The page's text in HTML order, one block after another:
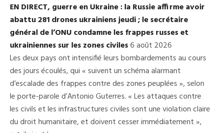
EN DIRECT, guerre en Ukraine : la Russie affirme avoir
abattu 281 drones ukrainiens jeudi ; le secrétaire
général de l’ONU condamne les frappes russes et
ukrainiennes sur les zones civiles6 août 2026
Les deux pays ont intensifié leurs bombardements au cours
des jours écoulés, qui « suivent un schéma alarmant
d’escalade des frappes contre des zones peuplées », selon
le porte-parole d’Antonio Guterres. « Les attaques contre
les civils et les infrastructures civiles sont une violation claire
du droit humanitaire, et doivent cesser immédiatement »,